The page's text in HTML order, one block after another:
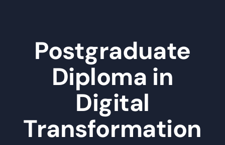
Postgraduate
Diploma in
Digital
Transformation